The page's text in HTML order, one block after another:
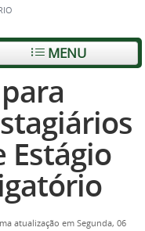
MENU
Estágio
atualização em Segunda, 06